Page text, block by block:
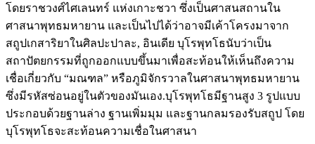
โดยราชวงศ์ไศเลนทร์ แห่งเกาะชวา ซึ่งเป็นศาสนสถานใน
ศาสนาพุทธมหายาน และเป็นไปได้ว่าอาจมีเค้าโครงมาจาก
สถูปเกสาริยาในศิลปะปาละ, อินเดีย บุโรพุทโธนับว่าเป็น
สถาปัตยกรรมที่ถูกออกแบบขึ้นมาเพื่อสะท้อนให้เห็นถึงความ
เชื่อเกี่ยวกับ “มณฑล” หรือภูมิจักรวาลในศาสนาพุทธมหายาน
ซึ่งมีรหัสซ่อนอยู่ในตัวของมันเอง.บุโรพุทโธมีฐานสูง 3 รูปแบบ
ประกอบด้วยฐานล่าง ฐานเพิ่มมุม และฐานกลมรองรับสถูป โดย
บุโรพุทโธจะสะท้อนความเชื่อในศาสนา